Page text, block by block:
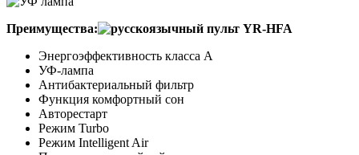
Преимущества:
Энергоэффективность класса А
УФ-лампа
Антибактериальный фильтр
Функция комфортный сон
Авторестарт
Режим Turbo
Режим Intelligent Air